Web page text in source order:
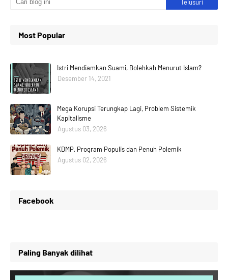
Most Popular
Istri Mendiamkan Suami, Bolehkah Menurut Islam?
Desember 14, 2021
Mega Korupsi Terungkap Lagi, Problem Sistemik
Kapitalisme
Agustus 03, 2026
KDMP, Program Populis dan Penuh Polemik
Agustus 02, 2026
Facebook
Paling Banyak dilihat